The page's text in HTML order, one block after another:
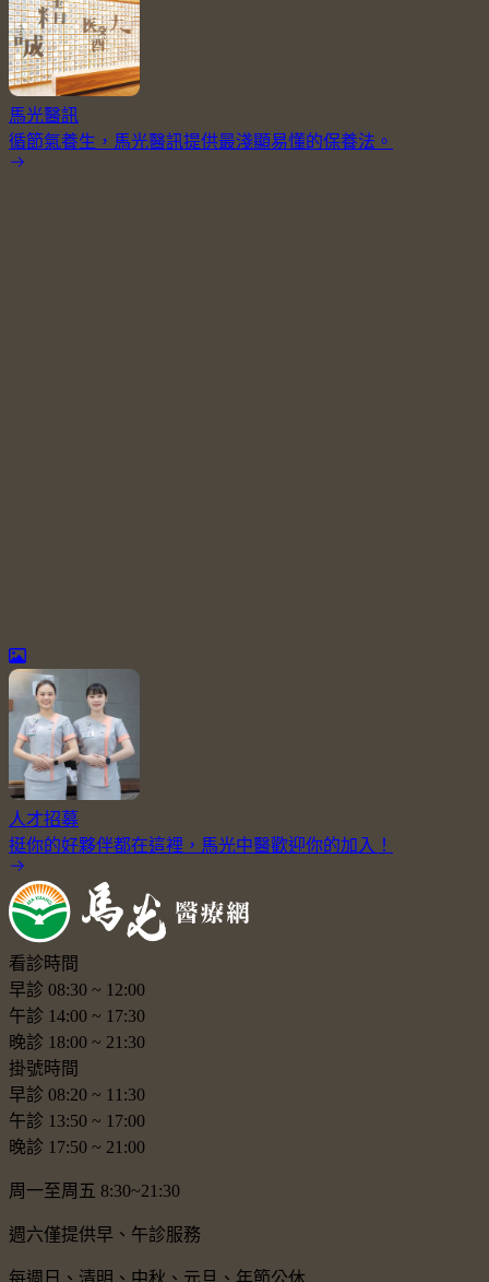
馬光醫訊
循節氣養生，馬光醫訊提供最淺顯易懂的保養法。
人才招募
挺你的好夥伴都在這裡，馬光中醫歡迎你的加入！
看診時間
早診 08:30 ~ 12:00
午診 14:00 ~ 17:30
晚診 18:00 ~ 21:30
掛號時間
早診 08:20 ~ 11:30
午診 13:50 ~ 17:00
晚診 17:50 ~ 21:00
周一至周五 8:30~21:30
週六僅提供早、午診服務
每週日、清明、中秋、元旦、年節公休